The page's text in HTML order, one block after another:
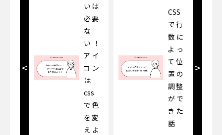
<
いは
必要
な
い！
アイ
コン
は
css
で色
を変
えよ
CSS
で行
数に
よっ
て位
置の
調整
がで
きた
話
>